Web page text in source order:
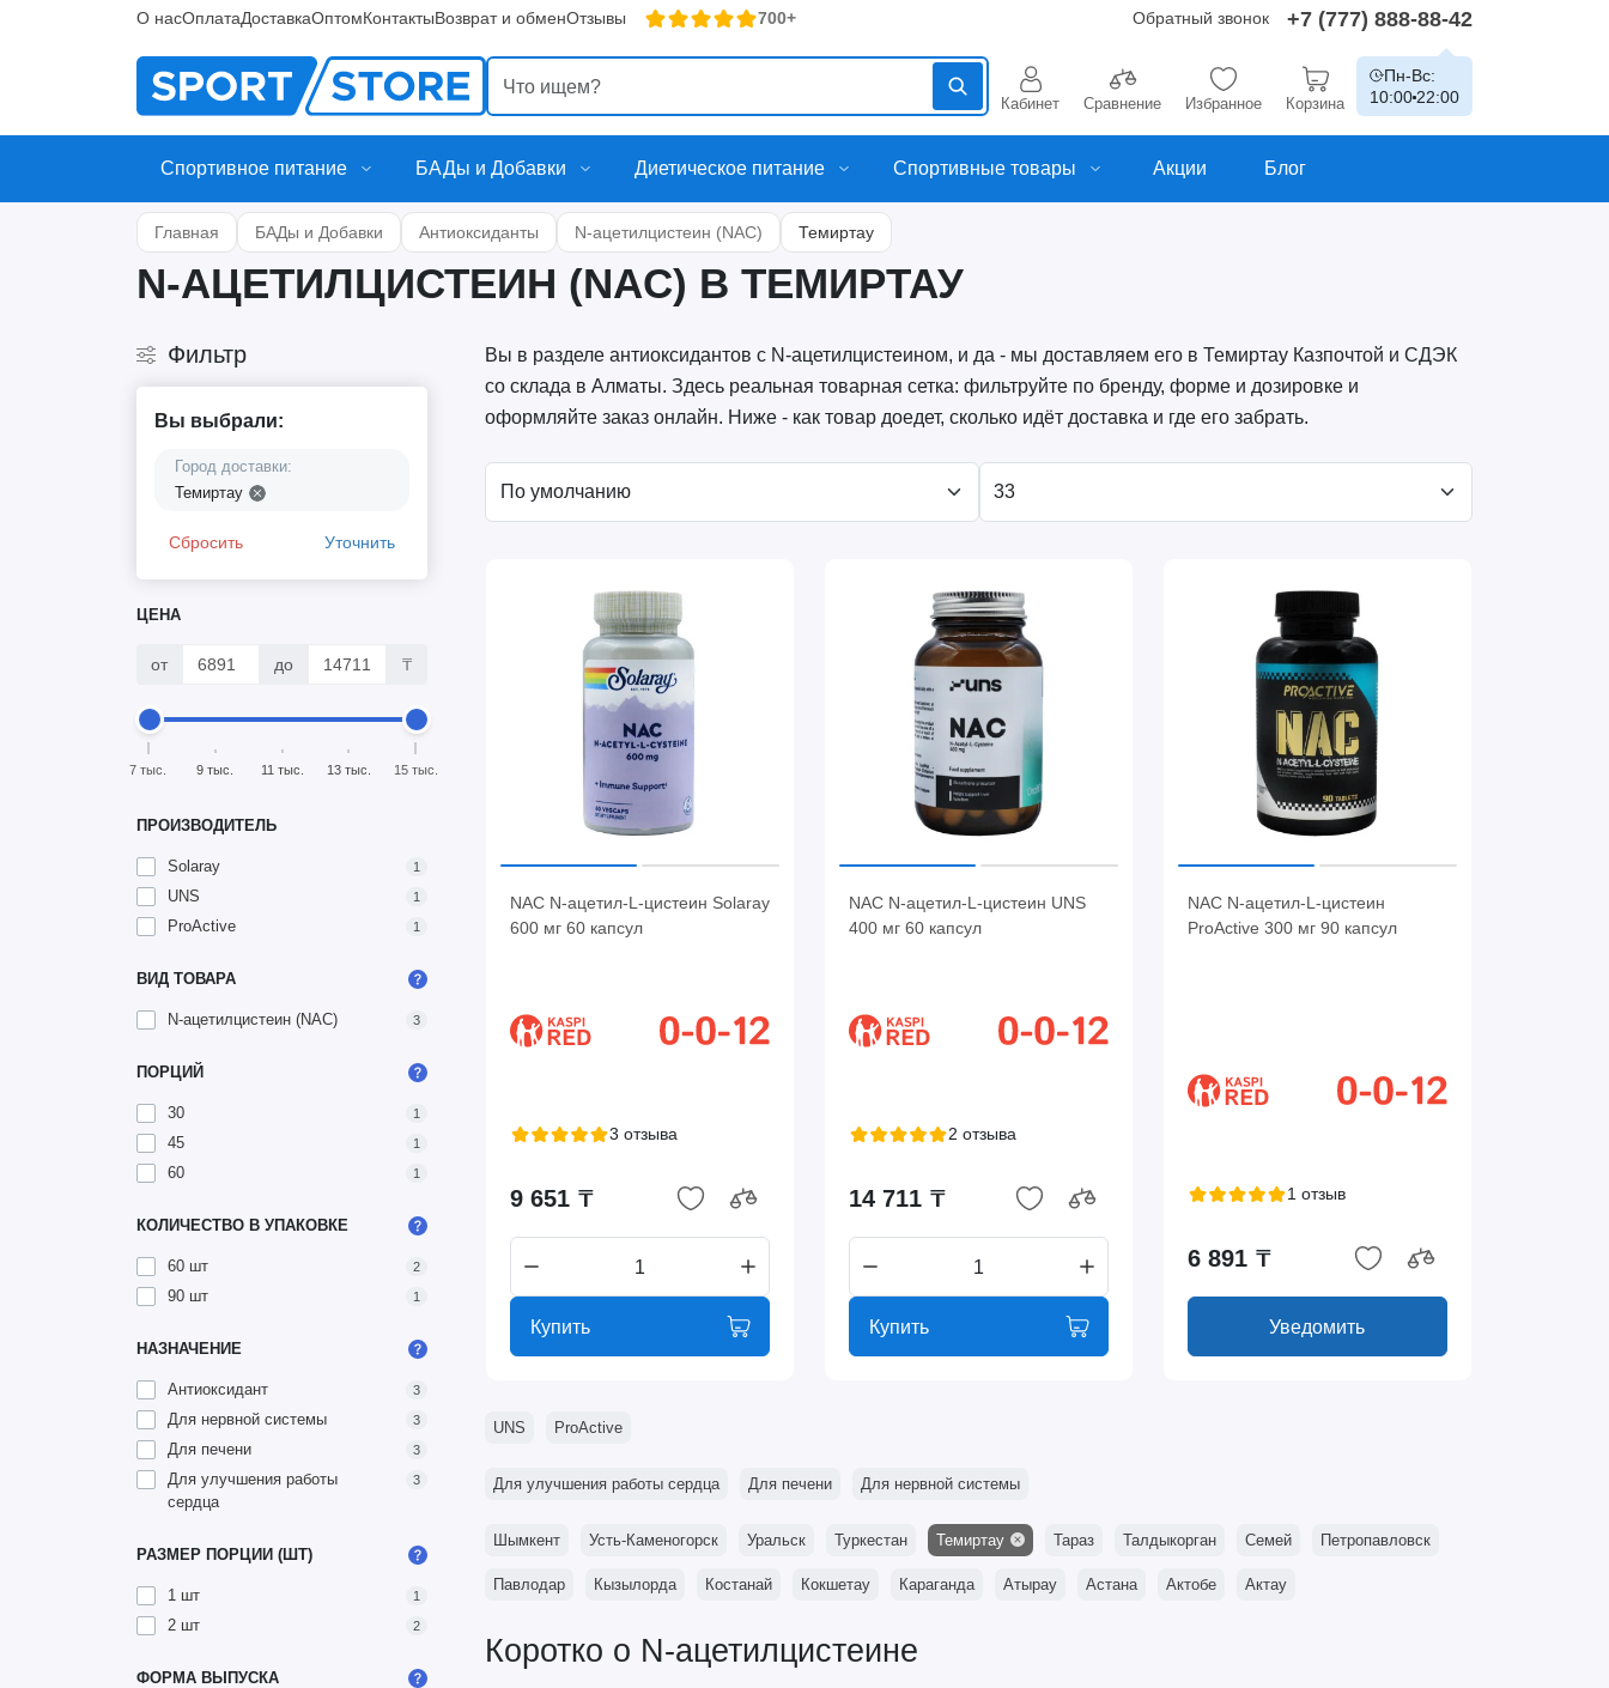
О насОплатаДоставкаОптомКонтактыВозврат и обменОтзывы 700+ Обратный звонок +7 (777) 888-88-42
Кабинет Сравнение Избранное Корзина
Пн-Вс:
10:00 22:00
Спортивное питание БАДы и Добавки Диетическое питание Спортивные товары Акции Блог
Главная БАДы и Добавки Антиоксиданты N-ацетилцистеин (NAC) Темиртау
N-АЦЕТИЛЦИСТЕИН (NAC) В ТЕМИРТАУ
Фильтр
Вы выбрали:
Город доставки:
Темиртау
Сбросить Уточнить
ЦЕНА
от до ₸
7 тыс. 9 тыс. 11 тыс. 13 тыс. 15 тыс.
ПРОИЗВОДИТЕЛЬ
Solaray 1
UNS 1
ProActive 1
ВИД ТОВАРА
N-ацетилцистеин (NAC) 3
ПОРЦИЙ
30 1
45 1
60 1
КОЛИЧЕСТВО В УПАКОВКЕ
60 шт 2
90 шт 1
НАЗНАЧЕНИЕ
Антиоксидант 3
Для нервной системы 3
Для печени 3
Для улучшения работы
сердца
3
РАЗМЕР ПОРЦИИ (ШТ)
1 шт 1
2 шт 2
ФОРМА ВЫПУСКА
Вы в разделе антиоксидантов с N-ацетилцистеином, и да - мы доставляем его в Темиртау Казпочтой и СДЭК
со склада в Алматы. Здесь реальная товарная сетка: фильтруйте по бренду, форме и дозировке и
оформляйте заказ онлайн. Ниже - как товар доедет, сколько идёт доставка и где его забрать.
NAC N-ацетил-L-цистеин Solaray
600 мг 60 капсул
3 отзыва
9 651 ₸
Купить
NAC N-ацетил-L-цистеин UNS
400 мг 60 капсул
2 отзыва
14 711 ₸
Купить
NAC N-ацетил-L-цистеин
ProActive 300 мг 90 капсул
1 отзыв
6 891 ₸
Уведомить
UNS ProActive
Для улучшения работы сердца Для печени Для нервной системы
Шымкент Усть-Каменогорск Уральск Туркестан Темиртау Тараз Талдыкорган Семей Петропавловск
Павлодар Кызылорда Костанай Кокшетау Караганда Атырау Астана Актобе Актау
Коротко о N-ацетилцистеине